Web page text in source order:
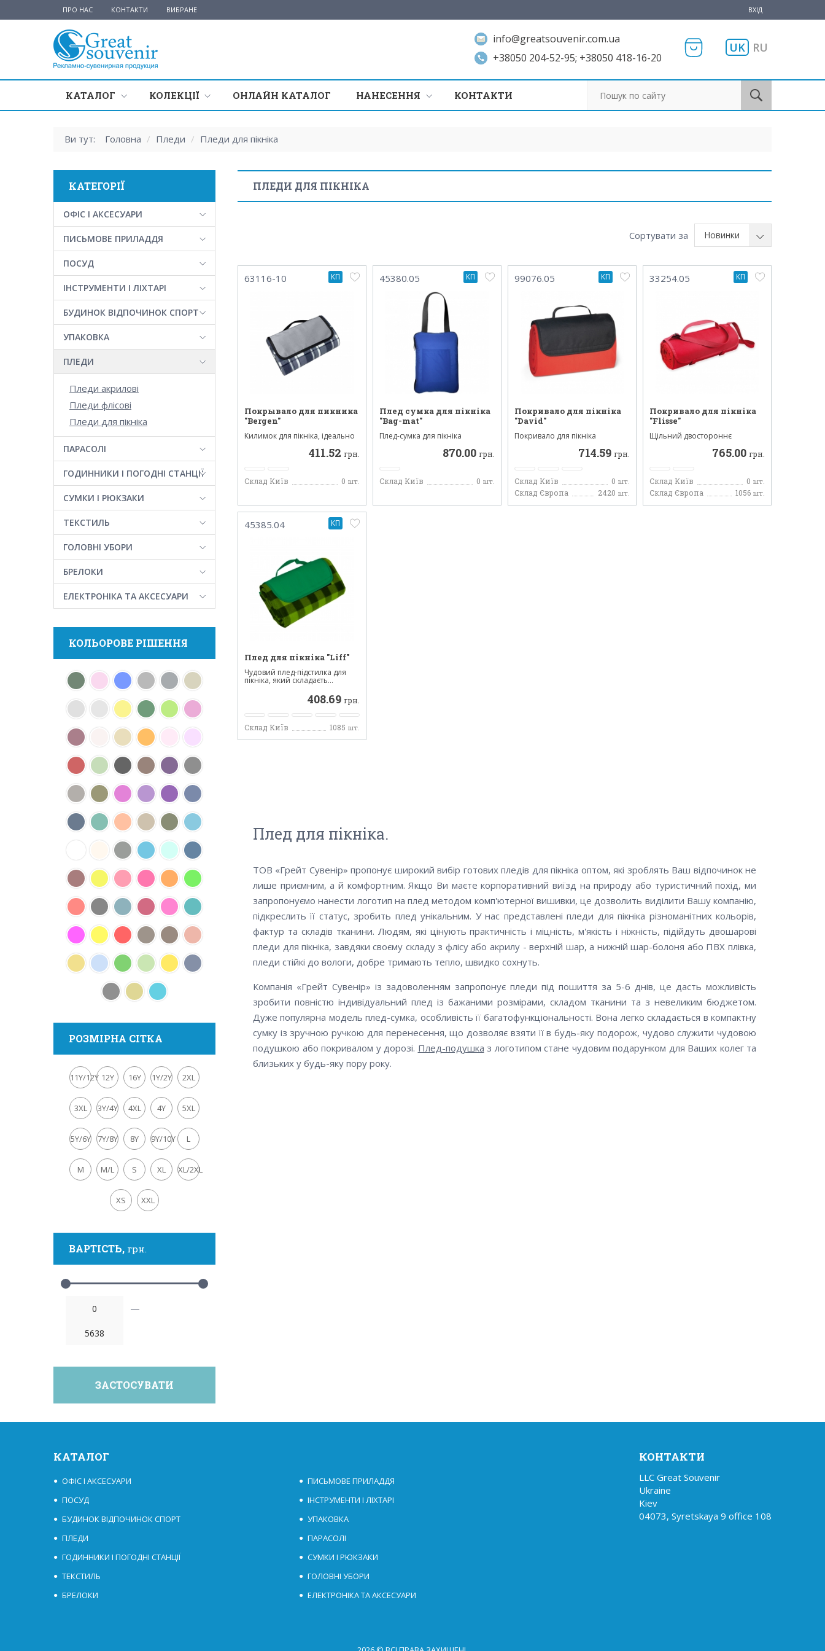
ПРО НАС КОНТАКТИ ВИБРАНЕ ВХІД
UK RU
info@greatsouvenir.com.ua
+38050 204-52-95; +38050 418-16-20
КАТАЛОГ КОЛЕКЦІЇ ОНЛАЙН КАТАЛОГ НАНЕСЕННЯ КОНТАКТИ
Ви тут: Головна / Пледи / Пледи для пікніка
ПЛЕДИ ДЛЯ ПІКНІКА
Сортувати за Новинки
63116-10
Покрывало для пикника
"Bergen"
Килимок для пікніка, ідеально
411.52 грн.
Склад Київ 0 шт.
КП 45380.05
Плед сумка для пікніка
"Bag-mat"
Плед-сумка для пікніка
виготовлений з 2х матеріалі...
870.00 грн.
Склад Київ 0 шт.
КП 99076.05
Покривало для пікніка
"David"
Покривало для пікніка
складається з м'якого п...
714.59 грн.
Склад Київ 0 шт.
Склад Європа 2420 шт.
КП 33254.05
Покривало для пікніка
"Flisse"
Щільний двостороннє
покривало для пікніка.
765.00 грн.
Склад Київ 0 шт.
Склад Європа 1056 шт.
КП
45385.04
Плед для пікніка "Liff"
Чудовий плед-підстилка для
пікніка, який складаєть...
408.69 грн.
Склад Київ 1085 шт.
КП
Плед для пікніка.
ТОВ «Грейт Сувенір» пропонує широкий вибір готових пледів для пікніка оптом, які зроблять Ваш відпочинок не
лише приємним, а й комфортним. Якщо Ви маєте корпоративний виїзд на природу або туристичний похід, ми
запропонуємо нанести логотип на плед методом комп'ютерної вишивки, це дозволить виділити Вашу компанію,
підкреслить її статус, зробить плед унікальним. У нас представлені пледи для пікніка різноманітних кольорів,
фактур та складів тканини. Людям, які цінують практичність і міцність, м'якість і ніжність, підійдуть двошарові
пледи для пікніка, завдяки своєму складу з флісу або акрилу - верхній шар, а нижній шар-болоня або ПВХ плівка,
пледи стійкі до вологи, добре тримають тепло, швидко сохнуть.
Компанія «Грейт Сувенір» із задоволенням запропонує пледи під пошиття за 5-6 днів, це дасть можливість
зробити повністю індивідуальний плед із бажаними розмірами, складом тканини та з невеликим бюджетом.
Дуже популярна модель плед-сумка, особливість її багатофункціональності. Вона легко складається в компактну
сумку із зручною ручкою для перенесення, що дозволяє взяти її в будь-яку подорож, чудово служити чудовою
подушкою або покривалом у дорозі. Плед-подушка з логотипом стане чудовим подарунком для Ваших колег та
близьких у будь-яку пору року.
КАТЕГОРІЇ
ОФІС І АКСЕСУАРИ
ПИСЬМОВЕ ПРИЛАДДЯ
ПОСУД
ІНСТРУМЕНТИ І ЛІХТАРІ
БУДИНОК ВІДПОЧИНОК СПОРТ
УПАКОВКА
ПЛЕДИ
Пледи акрилові
Пледи флісові
Пледи для пікніка
ПАРАСОЛІ
ГОДИННИКИ І ПОГОДНІ СТАНЦІЇ
СУМКИ І РЮКЗАКИ
ТЕКСТИЛЬ
ГОЛОВНІ УБОРИ
БРЕЛОКИ
ЕЛЕКТРОНІКА ТА АКСЕСУАРИ
КОЛЬОРОВЕ РІШЕННЯ
РОЗМІРНА СІТКА
11Y/12Y 12Y 16Y 1Y/2Y 2XL
3XL 3Y/4Y 4XL 4Y 5XL
5Y/6Y 7Y/8Y 8Y 9Y/10Y L
M M/L S XL XL/2XL
XS XXL
ВАРТІСТЬ, грн.
—
КАТАЛОГ
ОФІС І АКСЕСУАРИ
ПИСЬМОВЕ ПРИЛАДДЯ
ПОСУД
ІНСТРУМЕНТИ І ЛІХТАРІ
БУДИНОК ВІДПОЧИНОК СПОРТ
УПАКОВКА
ПЛЕДИ
ПАРАСОЛІ
ГОДИННИКИ І ПОГОДНІ СТАНЦІЇ
СУМКИ І РЮКЗАКИ
ТЕКСТИЛЬ
ГОЛОВНІ УБОРИ
БРЕЛОКИ
ЕЛЕКТРОНІКА ТА АКСЕСУАРИ
КОНТАКТИ
LLC Great Souvenir
Ukraine
Kiev
04073, Syretskaya 9 office 108